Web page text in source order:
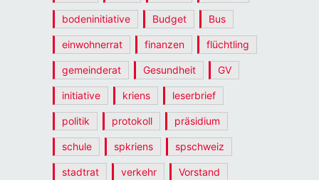
bodeninitiative Budget Bus
einwohnerrat finanzen flüchtling
gemeinderat Gesundheit GV
initiative kriens leserbrief
politik protokoll präsidium
schule spkriens spschweiz
stadtrat verkehr Vorstand